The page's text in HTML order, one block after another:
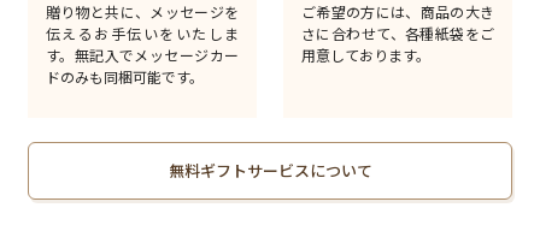
贈り物と共に、メッセージを
伝えるお手伝いをいたしま
す。無記入でメッセージカー
ドのみも同梱可能です。
ご希望の方には、商品の大き
さに合わせて、各種紙袋をご
用意しております。
無料ギフトサービスについて